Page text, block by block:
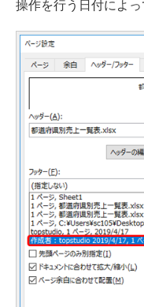
操作を行う日付によっ